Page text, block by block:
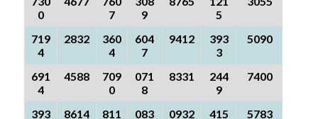
0
7
9
5
719
4
2832
360
4
604
7
9412
393
3
5090
691
4
4588
709
0
071
8
8331
244
9
7400
393 8614 811 083 0932 415 5783